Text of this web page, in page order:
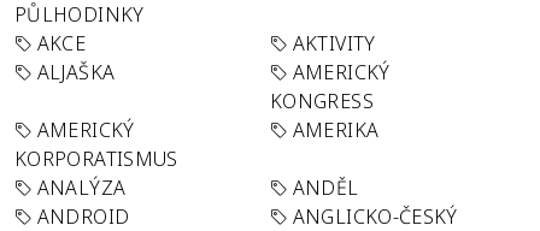
PŮLHODINKY
AKCE
AKTIVITY
ALJAŠKA
AMERICKÝ
KONGRESS
AMERICKÝ
KORPORATISMUS
AMERIKA
ANALÝZA
ANDĚL
ANDROID
ANGLICKO-ČESKÝ